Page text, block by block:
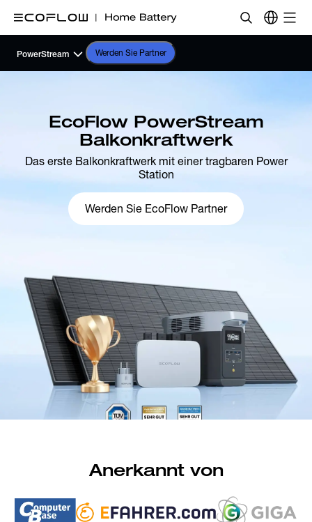
PowerStream Werden Sie Partner
EcoFlow PowerStream
Balkonkraftwerk
Das erste Balkonkraftwerk mit einer tragbaren Power
Station
Werden Sie EcoFlow Partner
Anerkannt von